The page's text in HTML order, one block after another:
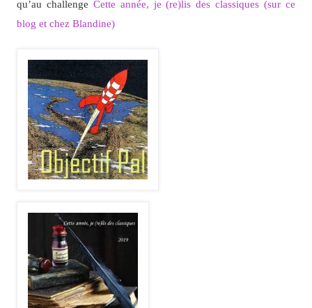
qu’au challenge Cette année, je (re)lis des classiques (sur ce
blog et chez Blandine)